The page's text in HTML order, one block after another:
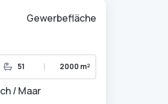
Gewerbefläche
51 | 2000 m²
/ Maar